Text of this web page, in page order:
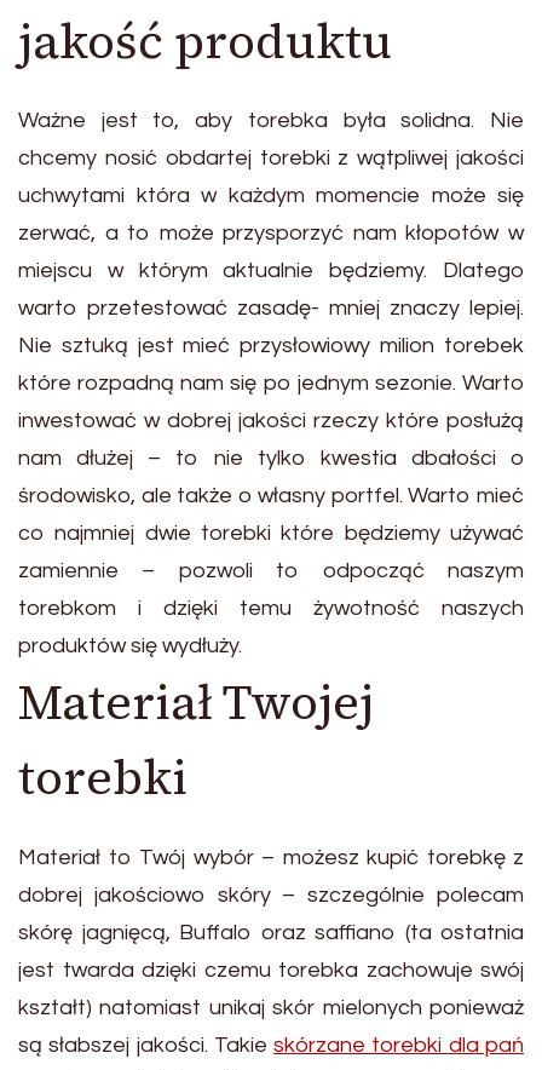
jakość produktu
Ważne jest to, aby torebka była solidna. Nie
chcemy nosić obdartej torebki z wątpliwej jakości
uchwytami która w każdym momencie może się
zerwać, a to może przysporzyć nam kłopotów w
miejscu w którym aktualnie będziemy. Dlatego
warto przetestować zasadę- mniej znaczy lepiej.
Nie sztuką jest mieć przysłowiowy milion torebek
które rozpadną nam się po jednym sezonie. Warto
inwestować w dobrej jakości rzeczy które posłużą
nam dłużej – to nie tylko kwestia dbałości o
środowisko, ale także o własny portfel. Warto mieć
co najmniej dwie torebki które będziemy używać
zamiennie – pozwoli to odpocząć naszym
torebkom i dzięki temu żywotność naszych
produktów się wydłuży.
Materiał Twojej
torebki
Materiał to Twój wybór – możesz kupić torebkę z
dobrej jakościowo skóry – szczególnie polecam
skórę jagnięcą, Buffalo oraz saffiano (ta ostatnia
jest twarda dzięki czemu torebka zachowuje swój
kształt) natomiast unikaj skór mielonych ponieważ
są słabszej jakości. Takieskórzane torebki dla pań